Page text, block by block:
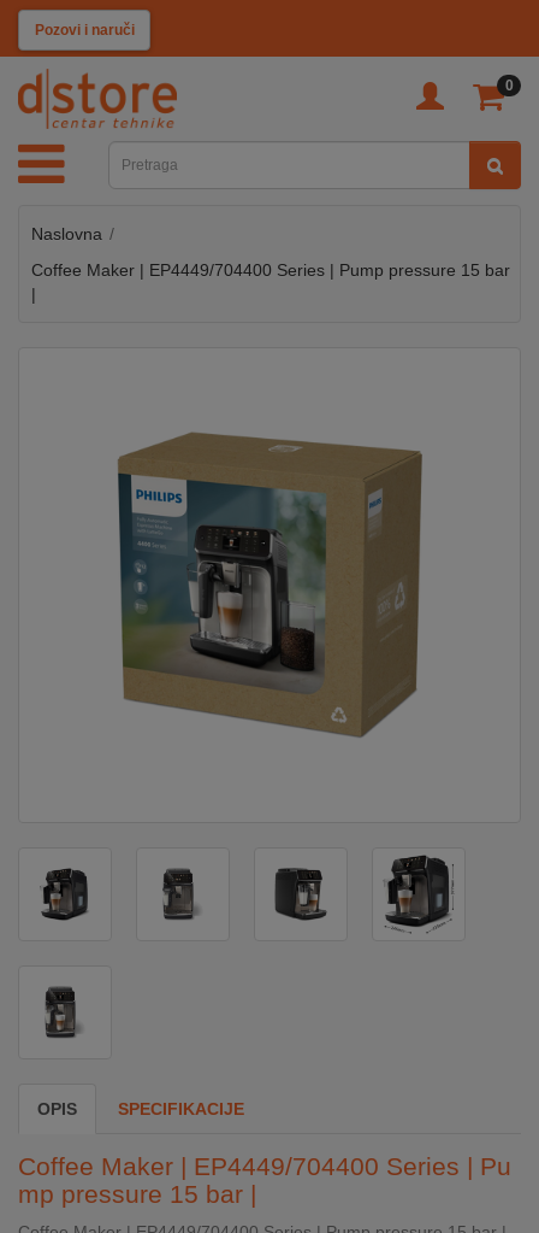
Pozovi i naruči
0
KATEGORIJE
TV
SAT
MOBILNI
UREĐAJI
SECURITY
GAME
INTERNO
NALOG
Naslovna
Coffee Maker | EP4449/704400 Series | Pump pressure 15 bar
|
OPIS SPECIFIKACIJE
Coffee Maker | EP4449/704400 Series | Pu
mp pressure 15 bar |